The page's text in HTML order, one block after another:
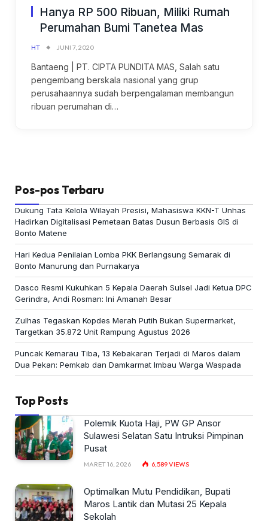
Hanya RP 500 Ribuan, Miliki Rumah
Perumahan Bumi Tanetea Mas
HT JUNI 7, 2020
Bantaeng | PT. CIPTA PUNDITA MAS, Salah satu
pengembang berskala nasional yang grup
perusahaannya sudah berpengalaman membangun
ribuan perumahan di…
Pos-pos Terbaru
Dukung Tata Kelola Wilayah Presisi, Mahasiswa KKN-T Unhas
Hadirkan Digitalisasi Pemetaan Batas Dusun Berbasis GIS di
Bonto Matene
Hari Kedua Penilaian Lomba PKK Berlangsung Semarak di
Bonto Manurung dan Purnakarya
Dasco Resmi Kukuhkan 5 Kepala Daerah Sulsel Jadi Ketua DPC
Gerindra, Andi Rosman: Ini Amanah Besar
Zulhas Tegaskan Kopdes Merah Putih Bukan Supermarket,
Targetkan 35.872 Unit Rampung Agustus 2026
Puncak Kemarau Tiba, 13 Kebakaran Terjadi di Maros dalam
Dua Pekan: Pemkab dan Damkarmat Imbau Warga Waspada
Top Posts
Polemik Kuota Haji, PW GP Ansor
Sulawesi Selatan Satu Intruksi Pimpinan
Pusat
MARET 16, 2026 6,589VIEWS
Optimalkan Mutu Pendidikan, Bupati
Maros Lantik dan Mutasi 25 Kepala
Sekolah